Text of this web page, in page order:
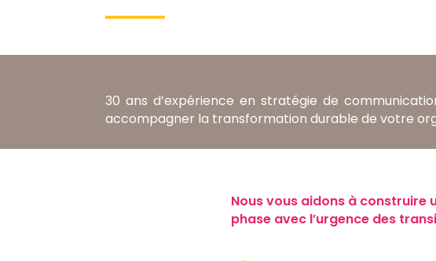
30 ans d’expérience en stratégie de
accompagner la transformation durable de votre
Nous vous aidons à construire
phase avec l’urgence des